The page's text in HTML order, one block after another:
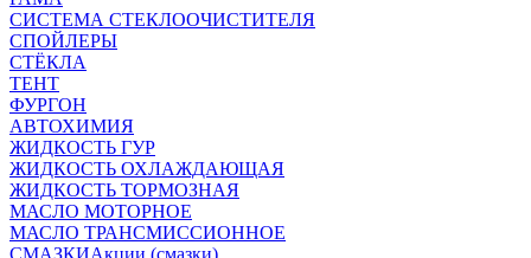
СИСТЕМА СТЕКЛООЧИСТИТЕЛЯ
СПОЙЛЕРЫ
СТЁКЛА
ТЕНТ
ФУРГОН
АВТОХИМИЯ
ЖИДКОСТЬ ГУР
ЖИДКОСТЬ ОХЛАЖДАЮЩАЯ
ЖИДКОСТЬ ТОРМОЗНАЯ
МАСЛО МОТОРНОЕ
МАСЛО ТРАНСМИССИОННОЕ
СМАЗКИАкции (смазки)